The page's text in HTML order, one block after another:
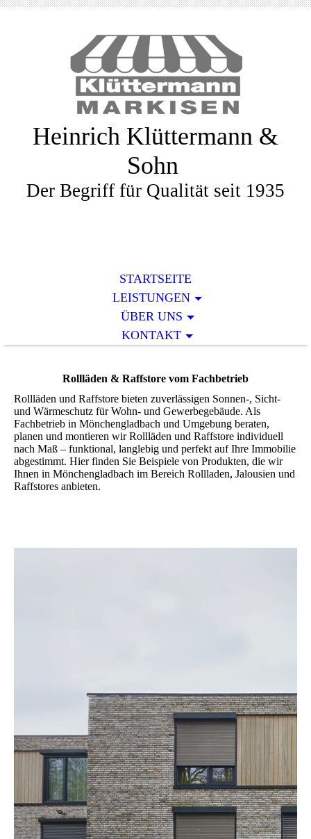
Heinrich Klüttermann &
Sohn
Der Begriff für Qualität seit 1935
STARTSEITE
LEISTUNGEN
ÜBER UNS
KONTAKT
Rollläden & Raffstore vom Fachbetrieb
Rollläden und Raffstore bieten zuverlässigen Sonnen-, Sicht-
und Wärmeschutz für Wohn- und Gewerbegebäude. Als
Fachbetrieb in Mönchengladbach und Umgebung beraten,
planen und montieren wir Rollläden und Raffstore individuell
nach Maß – funktional, langlebig und perfekt auf Ihre Immobilie
abgestimmt. Hier finden Sie Beispiele von Produkten, die wir
Ihnen in Mönchengladbach im Bereich Rollladen, Jalousien und
Raffstores anbieten.